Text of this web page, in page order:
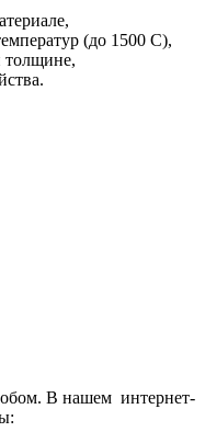
(до 1500 С),
толщине,
В нашем интернет-